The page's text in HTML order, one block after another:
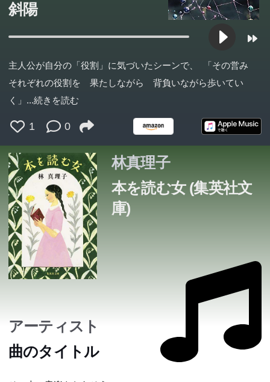
斜陽
主人公が自分の「役割」に気づいたシーンで、 「その営み
それぞれの役割を 果たしながら 背負いながら歩いてい
く」 ...続きを読む
1 0
林真理子
本を読む女 (集英社文
庫)
アーティスト
曲のタイトル